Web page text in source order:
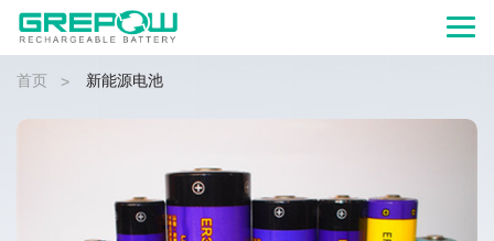
首页 > 新能源电池